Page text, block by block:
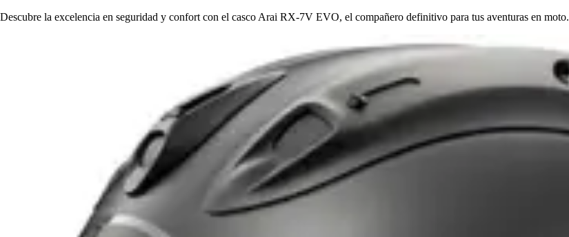
Descubre la excelencia en seguridad y confort con el casco Arai RX-7V EVO, el compañero definitivo para tus aventuras en moto.